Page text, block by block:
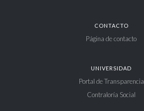
CONTACTO
Página de contacto
UNIVERSIDAD
Portal de Transparencia
Contraloría Social